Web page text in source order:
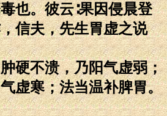
也。彼云∶果因侵晨登
信夫，先生胃虚之说
硬不溃，乃阳气虚弱；
虚寒；法当温补脾胃。